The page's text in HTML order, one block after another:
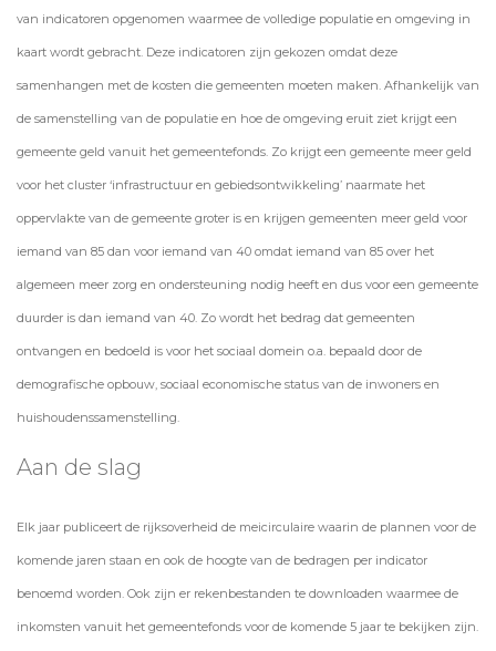
van indicatoren opgenomen waarmee de volledige populatie en omgeving in
kaart wordt gebracht. Deze indicatoren zijn gekozen omdat deze
samenhangen met de kosten die gemeenten moeten maken. Afhankelijk van
de samenstelling van de populatie en hoe de omgeving eruit ziet krijgt een
gemeente geld vanuit het gemeentefonds. Zo krijgt een gemeente meer geld
voor het cluster ‘infrastructuur en gebiedsontwikkeling’ naarmate het
oppervlakte van de gemeente groter is en krijgen gemeenten meer geld voor
iemand van 85 dan voor iemand van 40 omdat iemand van 85 over het
algemeen meer zorg en ondersteuning nodig heeft en dus voor een gemeente
duurder is dan iemand van 40. Zo wordt het bedrag dat gemeenten
ontvangen en bedoeld is voor het sociaal domein o.a. bepaald door de
demografische opbouw, sociaal economische status van de inwoners en
huishoudenssamenstelling.
Aan de slag
Elk jaar publiceert de rijksoverheid de meicirculaire waarin de plannen voor de
komende jaren staan en ook de hoogte van de bedragen per indicator
benoemd worden. Ook zijn er rekenbestanden te downloaden waarmee de
inkomsten vanuit het gemeentefonds voor de komende 5 jaar te bekijken zijn.